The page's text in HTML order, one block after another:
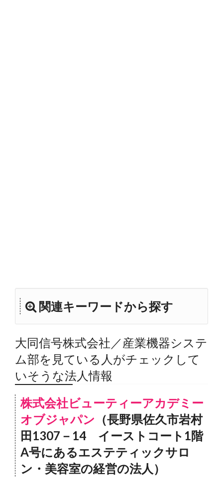
関連キーワードから探す
大同信号株式会社／産業機器システ
ム部を見ている人がチェックして
いそうな法人情報
株式会社ビューティーアカデミー
オブジャパン （長野県佐久市岩村
田1307－14 イーストコート1階
A号にあるエステティックサロ
ン・美容室の経営の法人）